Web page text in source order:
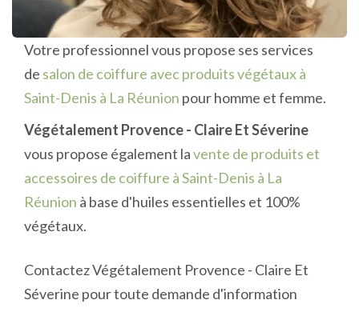
Votre professionnel vous propose ses services
de salon de coiffure avec produits végétaux à
Saint-Denis à La Réunion pour homme et femme.
Végétalement Provence - Claire Et Séverine
vous propose également lavente de produits et
accessoires de coiffure à Saint-Denis à La
Réunion à base d'huiles essentielles et 100%
végétaux.
Contactez Végétalement Provence - Claire Et
Séverine pour toute demande d'information